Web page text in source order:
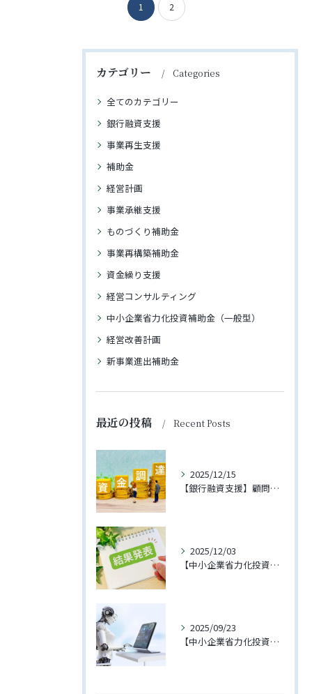
1 2
カテゴリー Categories
全てのカテゴリー
銀行融資支援
事業再生支援
補助金
経営計画
事業承継支援
ものづくり補助金
事業再構築補助金
資金繰り支援
経営コンサルティング
中小企業省力化投資補助金（一般型）
経営改善計画
新事業進出補助金
最近の投稿 Recent Posts
2025/12/15
【銀行融資支援】顧問先への融資が実行されました
2025/12/03
【中小企業省力化投資補助金（一般型）】第3回に支援先企業様が採択されました！
2025/09/23
【中小企業省力化投資補助金（一般型）】4回の公募が開始されました【2025年11月下旬締切予定】